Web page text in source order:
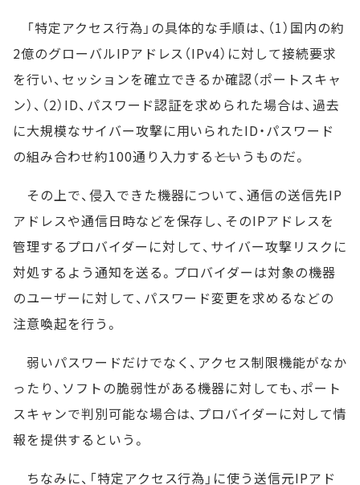
「特定アクセス行為」の具体的な手順は、（1）国内の約
2億のグローバルIPアドレス（IPv4）に対して接続要求
を行い、セッションを確立できるか確認（ポートスキャ
ン）、（2）ID、パスワード認証を求められた場合は、過去
に大規模なサイバー攻撃に用いられたID・パスワード
の組み合わせ約100通り入力する――というものだ。
その上で、侵入できた機器について、通信の送信先IP
アドレスや通信日時などを保存し、そのIPアドレスを
管理するプロバイダーに対して、サイバー攻撃リスクに
対処するよう通知を送る。プロバイダーは対象の機器
のユーザーに対して、パスワード変更を求めるなどの
注意喚起を行う。
弱いパスワードだけでなく、アクセス制限機能がなか
ったり、ソフトの脆弱性がある機器に対しても、ポート
スキャンで判別可能な場合は、プロバイダーに対して情
報を提供するという。
ちなみに、「特定アクセス行為」に使う送信元IPアド